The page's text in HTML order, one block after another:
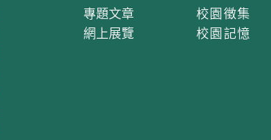
專題文章
網上展覽
校園徵集
校園記憶